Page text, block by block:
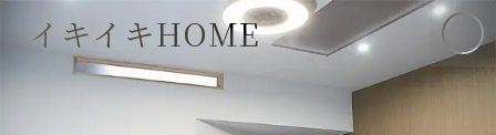
イキイキHOME